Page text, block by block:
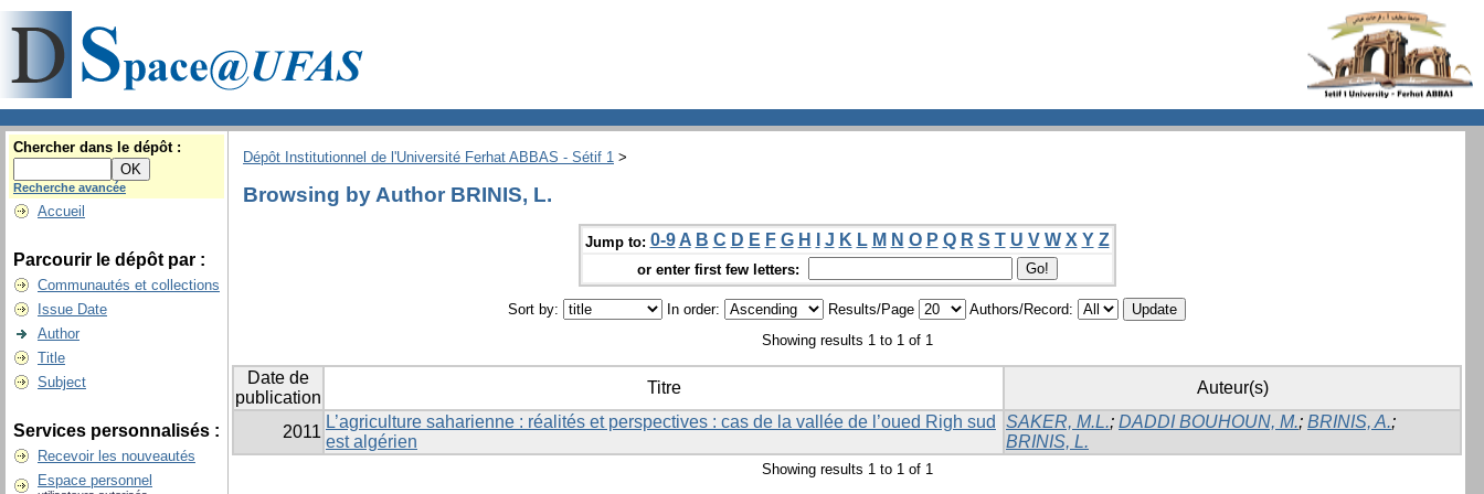
Chercher dans le dépôt :
Recherche avancée
Accueil
Parcourir le dépôt par :
Communautés et collections
Issue Date
Author
Title
Subject
Services personnalisés :
Recevoir les nouveautés
Espace personnel
Dépôt Institutionnel de l'Université Ferhat ABBAS - Sétif 1 >
Browsing by Author BRINIS, L.
Jump to: 0-9 A B C D E F G H J K L M N O P Q R S T U V W X Y Z
or enter first few letters:
Sort by: In order: Results/Page
Authors/Record:
Showing results 1 to 1 of 1
Date de
publication
Titre Auteur(s)
2011
L’agriculture saharienne : réalités et perspectives : cas de la vallée de l’oued Righ sud
est algérien
SAKER, M.L.; DADDI BOUHOUN, M.; BRINIS, A.;
BRINIS, L.
Showing results 1 to 1 of 1